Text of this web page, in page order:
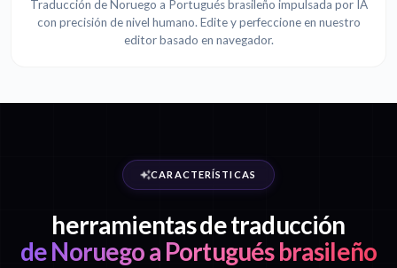
Traducción de Noruego a Portugués brasileño impulsada por IA
con precisión de nivel humano. Edite y perfeccione en nuestro
editor basado en navegador.
CARACTERÍSTICAS
herramientas de traducción
de Noruego a Portugués brasileño